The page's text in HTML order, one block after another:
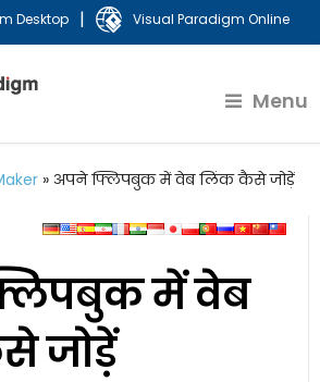
Desktop | Visual Paradigm Online
Menu
» अपने फ्लिपबुक में वेब लिंक कैसे जोड़ें
में वेब
जोड़ें